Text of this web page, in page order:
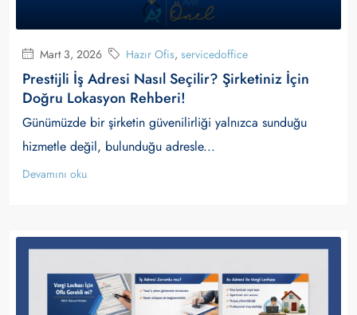
Mart 3, 2026 Hazır Ofis, servicedoffice
Prestijli İş Adresi Nasıl Seçilir? Şirketiniz İçin
Doğru Lokasyon Rehberi!
Günümüzde bir şirketin güvenilirliği yalnızca sunduğu
hizmetle değil, bulunduğu adresle...
Devamını oku